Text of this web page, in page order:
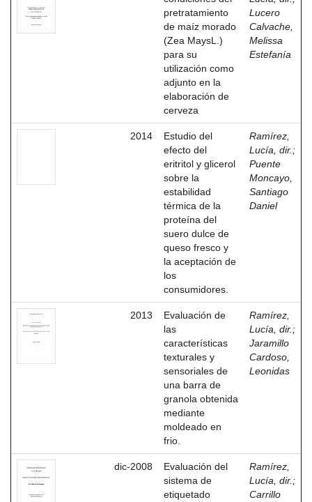
pretratamiento
de maíz morado
(Zea MaysL.)
para su
utilización como
adjunto en la
elaboración de
cerveza
Lucero
Calvache,
Melissa
Estefanía
2014
Estudio del
efecto del
eritritol y glicerol
sobre la
estabilidad
térmica de la
proteína del
suero dulce de
queso fresco y
la aceptación de
los
consumidores.
Ramírez,
Lucía, dir. ;
Puente
Moncayo,
Santiago
Daniel
2013
Evaluación de
las
características
texturales y
sensoriales de
una barra de
granola obtenida
mediante
moldeado en
frio.
Ramírez,
Lucía, dir. ;
Jaramillo
Cardoso,
Leonidas
dic-2008
Evaluación del
sistema de
etiquetado
Ramírez,
Lucía, dir. ;
Carrillo